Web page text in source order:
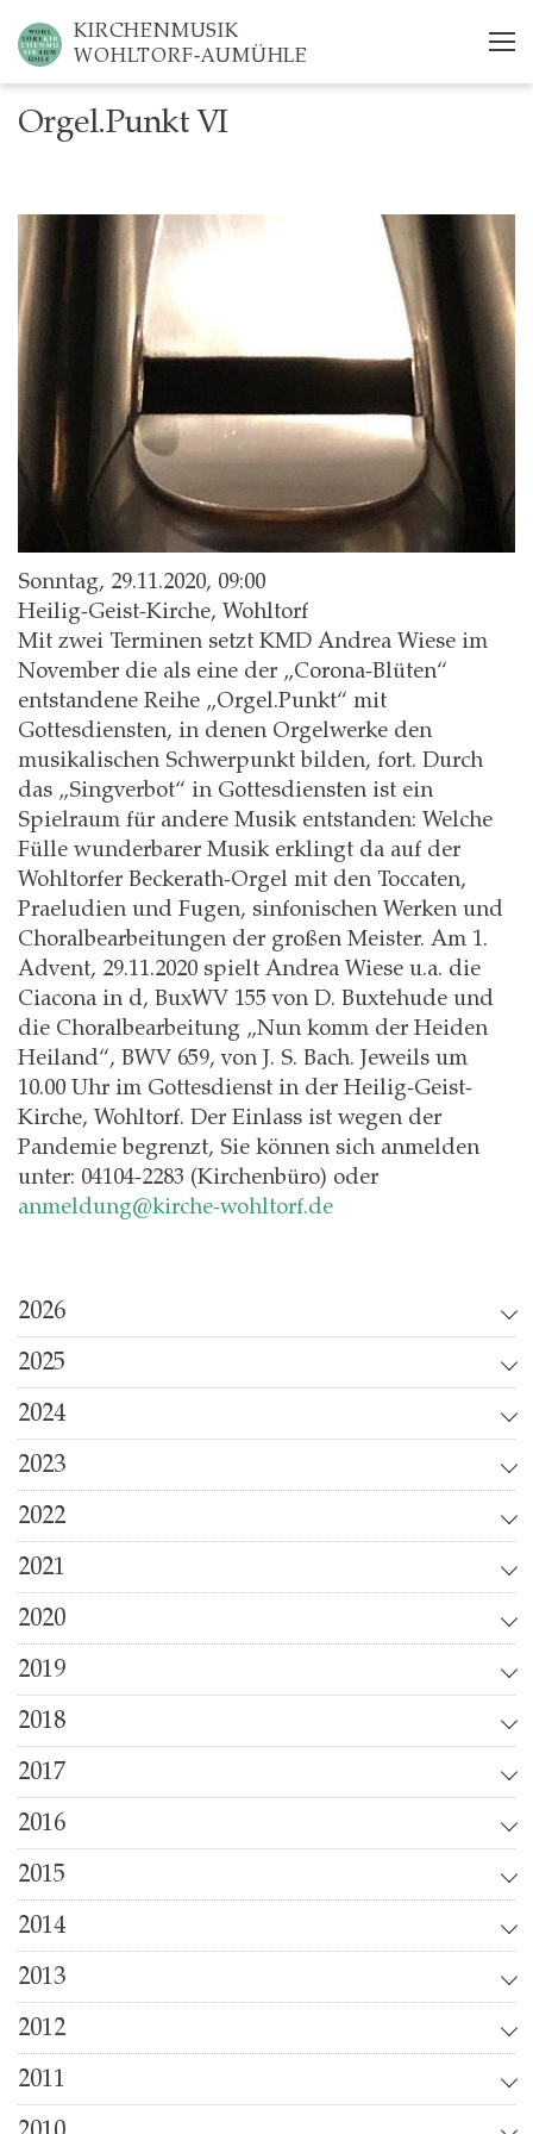
main
content
KIRCHENMUSIK
WOHLTORF-AUMÜHLE
Orgel.Punkt VI
Sonntag, 29.11.2020, 09:00
Heilig-Geist-Kirche, Wohltorf
Mit zwei Terminen setzt KMD Andrea Wiese im
November die als eine der „Corona-Blüten“
entstandene Reihe „Orgel.Punkt“ mit
Gottesdiensten, in denen Orgelwerke den
musikalischen Schwerpunkt bilden, fort. Durch
das „Singverbot“ in Gottesdiensten ist ein
Spielraum für andere Musik entstanden: Welche
Fülle wunderbarer Musik erklingt da auf der
Wohltorfer Beckerath-Orgel mit den Toccaten,
Praeludien und Fugen, sinfonischen Werken und
Choralbearbeitungen der großen Meister. Am 1.
Advent, 29.11.2020 spielt Andrea Wiese u.a. die
Ciacona in d, BuxWV 155 von D. Buxtehude und
die Choralbearbeitung „Nun komm der Heiden
Heiland“, BWV 659, von J. S. Bach. Jeweils um
10.00 Uhr im Gottesdienst in der Heilig-Geist-
Kirche, Wohltorf. Der Einlass ist wegen der
Pandemie begrenzt, Sie können sich anmelden
unter: 04104-2283 (Kirchenbüro) oder
anmeldung@kirche-wohltorf.de
2026
2025
2024
2023
2022
2021
2020
2019
2018
2017
2016
2015
2014
2013
2012
2011